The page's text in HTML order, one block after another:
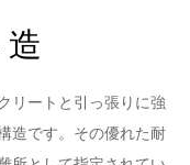
リートと引っ張りに強
造です。その優れた耐